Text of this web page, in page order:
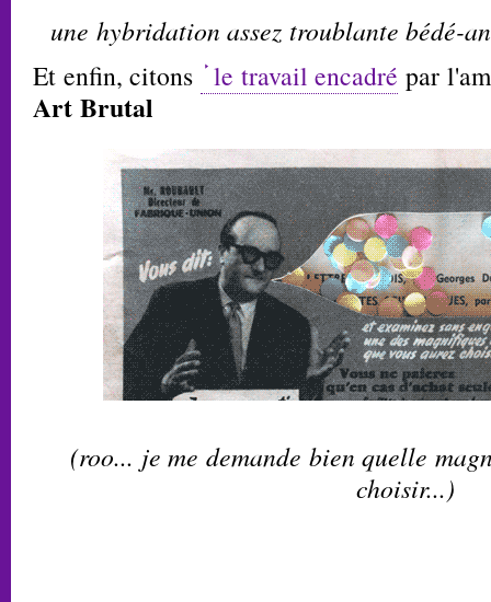
une hybridation assez troublante bédé-
Et enfin, citons le travail encadré par
Art Brutal
(roo... je me demande bien quelle
choisir...)